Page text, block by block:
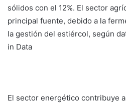
sólidos con el 12%. El sector
principal fuente, debido a la
la gestión del estiércol, según
in Data
El sector energético contribuye